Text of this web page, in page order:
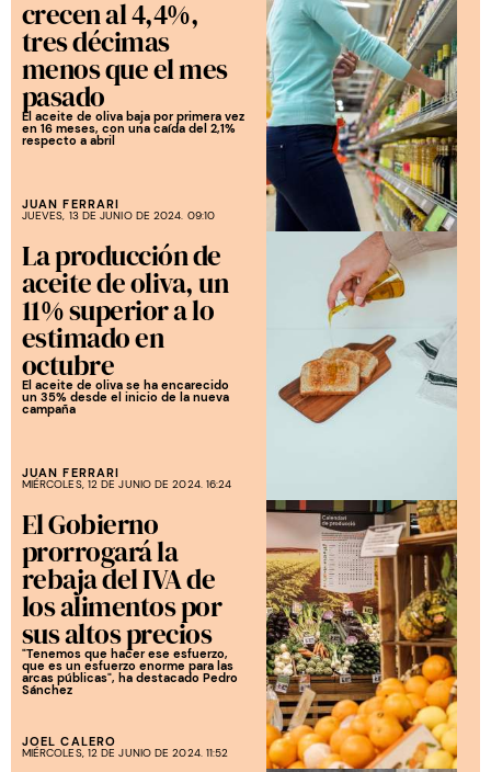
crecen al 4,4%,
tres décimas
menos que el mes
pasado
El aceite de oliva baja por primera vez
en 16 meses, con una caída del 2,1%
respecto a abril
JUAN FERRARI
JUEVES, 13 DE JUNIO DE 2024. 09:10
La producción de
aceite de oliva, un
11% superior a lo
estimado en
octubre
El aceite de oliva se ha encarecido
un 35% desde el inicio de la nueva
campaña
JUAN FERRARI
MIÉRCOLES, 12 DE JUNIO DE 2024. 16:24
El Gobierno
prorrogará la
rebaja del IVA de
los alimentos por
sus altos precios
"Tenemos que hacer ese esfuerzo,
que es un esfuerzo enorme para las
arcas públicas", ha destacado Pedro
Sánchez
JOEL CALERO
MIÉRCOLES, 12 DE JUNIO DE 2024. 11:52